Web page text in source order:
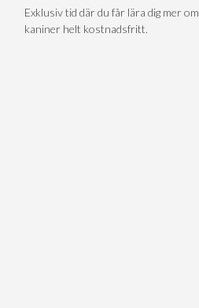
Exklusiv tid där du får lära dig mer om
kaniner helt kostnadsfritt.